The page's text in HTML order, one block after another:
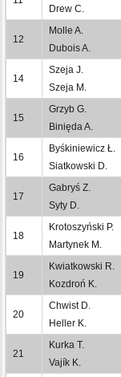
Drew C.
12
Molle A.
Dubois A.
14
Szeja J.
Szeja M.
15
Grzyb G.
Binięda A.
16
Byśkiniewicz Ł.
Siatkowski D.
17
Gabryś Z.
Syty D.
18
Krotoszyński P.
Martynek M.
19
Kwiatkowski R.
Kozdroń K.
20
Chwist D.
Heller K.
21
Kurka T.
Vajík K.